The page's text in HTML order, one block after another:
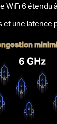
WiFi 6
et une latence